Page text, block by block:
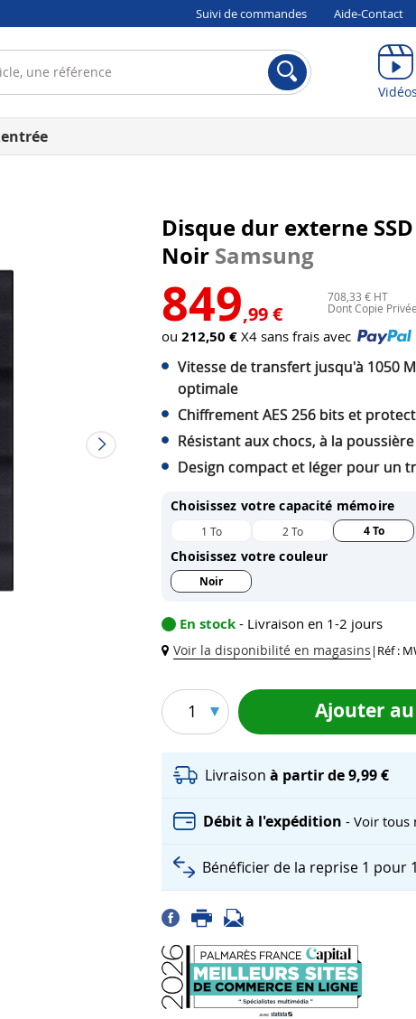
Suivi de commandes Aide-Contact
Vidéos
Disque dur externe
Noir Samsung
849,99 €
708,33 € HT
Dont Copie
ou 212,50 € X4 sans frais avec
Vitesse de transfert jusqu'à 1050
optimale
Chiffrement AES 256 bits et
Résistant aux chocs, à la
Design compact et léger pour un
Choisissez votre capacité mémoire
1 To 2 To 4 To
Choisissez votre couleur
Noir
En stock - Livraison en 1-2 jours
Voir la disponibilité en magasins | Réf :
1 Ajouter
Livraisonà partir de 9,99 €
Débit à l'expédition- Voir tous
Bénéficier de la reprise 1 pour 1
Compte